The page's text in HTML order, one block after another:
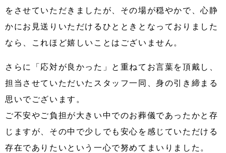
をさせていただきましたが、その場が穏やかで、心静
かにお見送りいただけるひとときとなっておりました
なら、これほど嬉しいことはございません。
さらに「応対が良かった」と重ねてお言葉を頂戴し、
担当させていただいたスタッフ一同、身の引き締まる
思いでございます。
ご不安やご負担が大きい中でのお葬儀であったかと存
じますが、その中で少しでも安心を感じていただける
存在でありたいという一心で努めてまいりました。